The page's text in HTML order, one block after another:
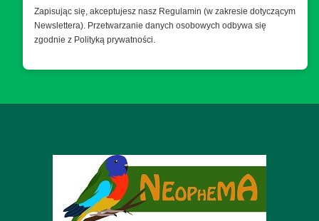
Zapisując się, akceptujesz nasz Regulamin (w zakresie dotyczącym
Newslettera). Przetwarzanie danych osobowych odbywa się
zgodnie z Polityką prywatności.